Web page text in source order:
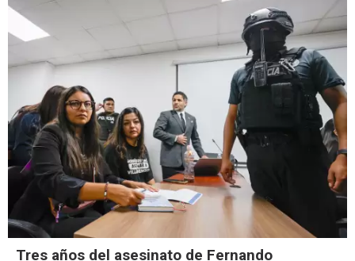
Tres años del asesinato de Fernando